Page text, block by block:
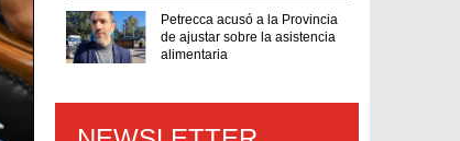
Petrecca acusó a la Provincia
de ajustar sobre la asistencia
alimentaria